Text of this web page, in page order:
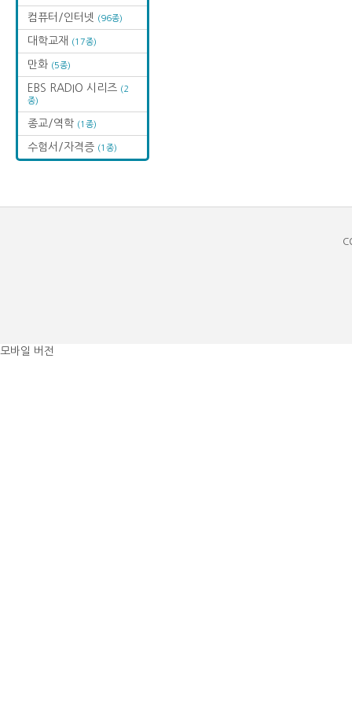
컴퓨터/인터넷 (96종)
대학교재 (17종)
만화 (5종)
EBS RADIO 시리즈 (2
종)
종교/역학 (1종)
수험서/자격증 (1종)
모바일 버전